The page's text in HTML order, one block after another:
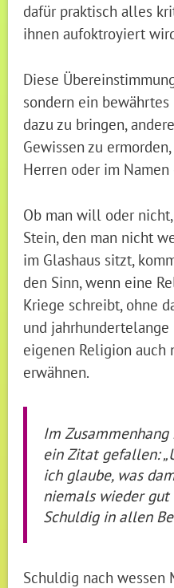
dafür praktisch alles
ihnen aufoktroyiert
Diese
sondern ein
dazu zu bringen,
Gewissen zu
Herren oder im Namen
Ob man will oder
Stein, den man nicht
im Glashaus sitzt,
den Sinn, wenn eine
Kriege schreibt, ohne
und
eigenen Religion auch
erwähnen.
Im
ein Zitat gefallen:
ich glaube, was
niemals wieder gut
Schuldig in allen
Schuldig nach wessen